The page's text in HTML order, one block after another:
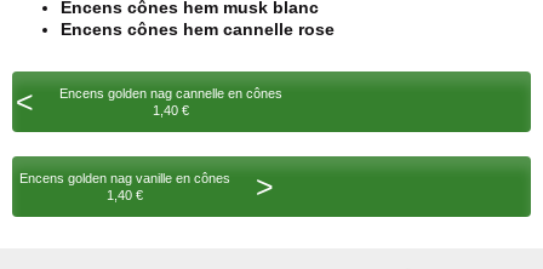
Encens cônes hem musk blanc
Encens cônes hem cannelle rose
<
Encens golden nag cannelle en cônes
1,40 €
Encens golden nag vanille en cônes
1,40 €
>